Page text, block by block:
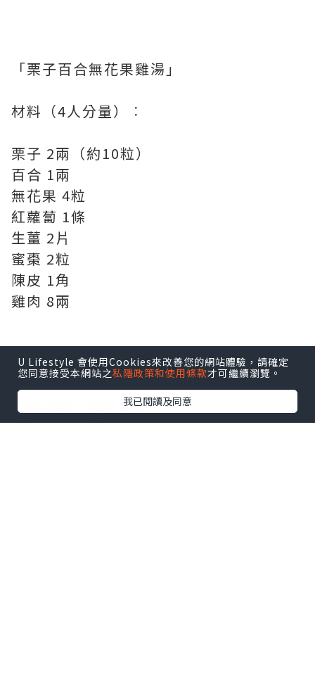
「栗子百合無花果雞湯」
材料（4人分量）︰
栗子 2兩（約10粒）
百合 1兩
無花果 4粒
紅蘿蔔 1條
生薑 2片
蜜棗 2粒
陳皮 1角
雞肉 8兩
功效：
健脾潤腸、補腎強筋
潤肺止咳、清心安神
U Lifestyle 會使用Cookies來改善您的網站體驗，請確定
您同意接受本網站之私隱政策和使用條款才可繼續瀏覽。
我已閱讀及同意